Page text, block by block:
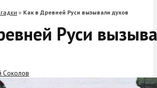
» Как в Древней Руси вызывали духов
Руси
Соколов